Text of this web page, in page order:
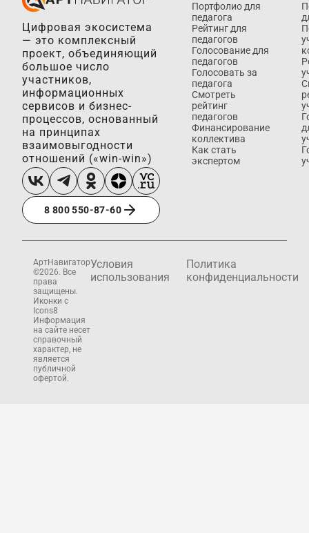
Цифровая экосистема
— это комплексный
проект, объединяющий
большое число
участников,
информационных
сервисов и бизнес-
процессов, основанный
на принципах
взаимовыгодности
отношений («win-win»)
8 800 550-87-60
Портфолио для
педагога
Рейтинг для
педагогов
Голосование для
педагогов
Голосовать за
педагога
Смотреть
рейтинг
педагогов
Финансирование
коллектива
Как стать
экспертом
АртНавигатор
©2026. Все
права
защищены.
Иконки с
Icons8
Информация
на сайте несет
справочный
характер, не
является
публичной
офертой.
Условия
использования
Политика
конфиденциальности